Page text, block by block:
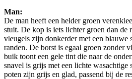
Man:
De man heeft een helder groen
stuit. De kop is iets lichter groen dan de
vleugels zijn donkerder met een blauwe
randen. De borst is egaal groen zonder
buik toont een gele tint die naar de
snavel is grijs met een lichte wasachtige
poten zijn grijs en glad, passend bij de